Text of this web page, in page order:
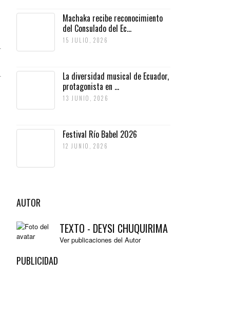
Machaka recibe reconocimiento
del Consulado del Ec...
15 JULIO, 2026
La diversidad musical de Ecuador,
protagonista en ...
13 JUNIO, 2026
Festival Río Babel 2026
12 JUNIO, 2026
AUTOR
TEXTO - DEYSI CHUQUIRIMA
Ver publicaciones del Autor
PUBLICIDAD